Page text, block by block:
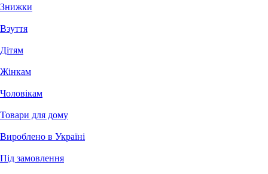
Знижки
Взуття
Дітям
Жінкам
Чоловікам
Товари для дому
Вироблено в Україні
Під замовлення